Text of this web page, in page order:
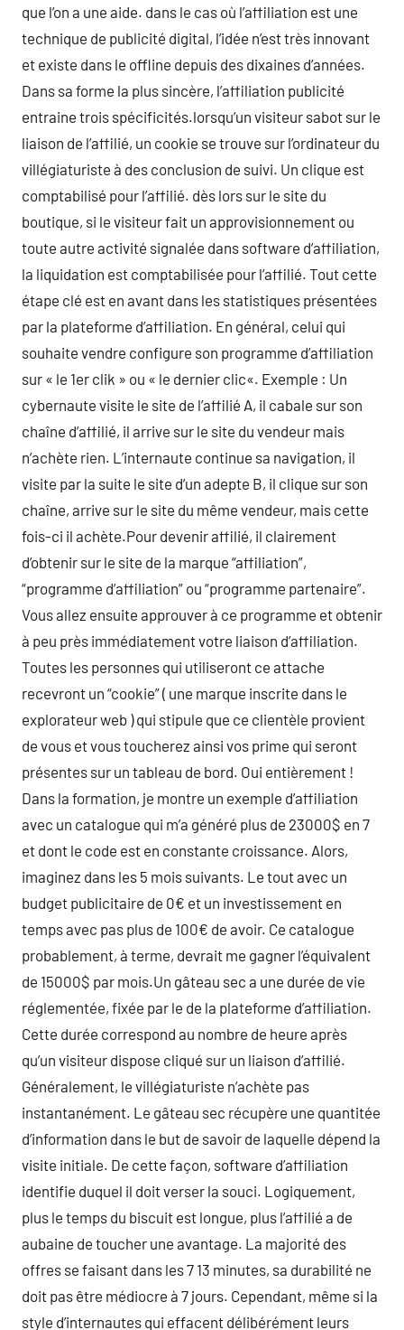
que l’on a une aide. dans le cas où l’affiliation est une
technique de publicité digital, l’idée n’est très innovant
et existe dans le offline depuis des dixaines d’années.
Dans sa forme la plus sincère, l’affiliation publicité
entraine trois spécificités.lorsqu’un visiteur sabot sur le
liaison de l’affilié, un cookie se trouve sur l’ordinateur du
villégiaturiste à des conclusion de suivi. Un clique est
comptabilisé pour l’affilié. dès lors sur le site du
boutique, si le visiteur fait un approvisionnement ou
toute autre activité signalée dans software d’affiliation,
la liquidation est comptabilisée pour l’affilié. Tout cette
étape clé est en avant dans les statistiques présentées
par la plateforme d’affiliation. En général, celui qui
souhaite vendre configure son programme d’affiliation
sur « le 1er clik » ou « le dernier clic«. Exemple : Un
cybernaute visite le site de l’affilié A, il cabale sur son
chaîne d’affilié, il arrive sur le site du vendeur mais
n’achète rien. L’internaute continue sa navigation, il
visite par la suite le site d’un adepte B, il clique sur son
chaîne, arrive sur le site du même vendeur, mais cette
fois-ci il achète.Pour devenir affilié, il clairement
d’obtenir sur le site de la marque “affiliation”,
“programme d’affiliation” ou “programme partenaire”.
Vous allez ensuite approuver à ce programme et obtenir
à peu près immédiatement votre liaison d’affiliation.
Toutes les personnes qui utiliseront ce attache
recevront un “cookie” ( une marque inscrite dans le
explorateur web ) qui stipule que ce clientèle provient
de vous et vous toucherez ainsi vos prime qui seront
présentes sur un tableau de bord. Oui entièrement !
Dans la formation, je montre un exemple d’affiliation
avec un catalogue qui m’a généré plus de 23000$ en 7
et dont le code est en constante croissance. Alors,
imaginez dans les 5 mois suivants. Le tout avec un
budget publicitaire de 0€ et un investissement en
temps avec pas plus de 100€ de avoir. Ce catalogue
probablement, à terme, devrait me gagner l’équivalent
de 15000$ par mois.Un gâteau sec a une durée de vie
réglementée, fixée par le de la plateforme d’affiliation.
Cette durée correspond au nombre de heure après
qu’un visiteur dispose cliqué sur un liaison d’affilié.
Généralement, le villégiaturiste n’achète pas
instantanément. Le gâteau sec récupère une quantitée
d’information dans le but de savoir de laquelle dépend la
visite initiale. De cette façon, software d’affiliation
identifie duquel il doit verser la souci. Logiquement,
plus le temps du biscuit est longue, plus l’affilié a de
aubaine de toucher une avantage. La majorité des
offres se faisant dans les 7 13 minutes, sa durabilité ne
doit pas être médiocre à 7 jours. Cependant, même si la
style d’internautes qui effacent délibérément leurs